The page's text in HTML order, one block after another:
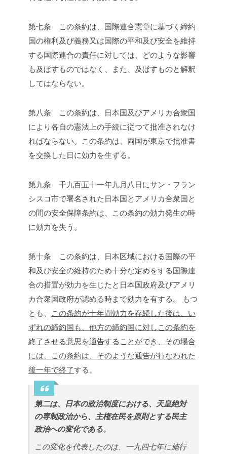
第七条 この条約は、国際連合憲章に基づく締約
国の権利及び義務又は国際の平和及び安全を維持
する国際連合の責任に対しては、どのような影響
も及ぼすものではなく、また、及ぼすものと解釈
してはならない。
第八条 この条約は、日本国及びアメリカ合衆国
により各自の憲法上の手続に従つて批准されなけ
ればならない。この条約は、両国が東京で批准書
を交換した日に効力を生ずる。
第九条 千九百五十一年九月八日にサン・フラン
シスコ市で署名された日本国とアメリカ合衆国と
の間の安全保障条約は、この条約の効力発生の時
に効力を失う。
第十条 この条約は、日本区域における国際の平
和及び安全の維持のため十分な定めをする国際連
合の措置が効力を生じたと日本国政府及びアメリ
カ合衆国政府が認める時まで効力を有する。
もつ
とも、
この条約が十年間効力を存続した後は、い
ずれの締約国も、他方の締約国に対しこの条約を
終了させる意思を通告することができ、その場合
には、この条約は、そのような通告が行なわれた
後一年で終了する。
第二は、日本の政治制度における、天皇絶対
の専制政治から、主権在民を原則とする民主
政治への変化である。
この変化を代表したのは、一九四七年に施行